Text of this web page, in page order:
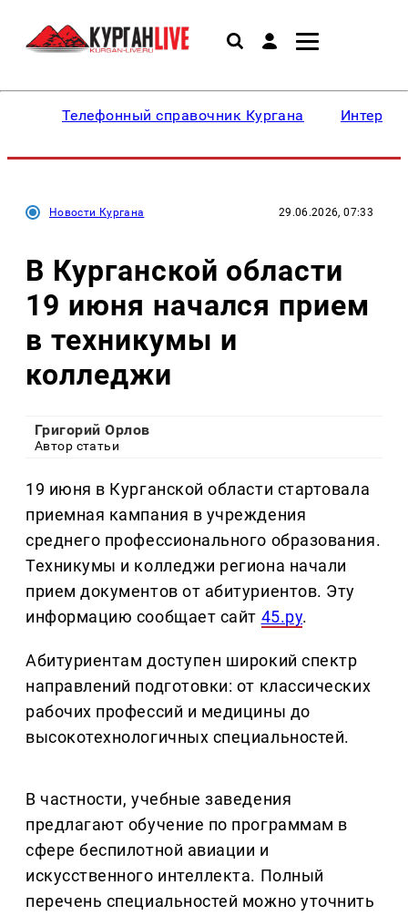
Телефонный справочник Кургана
Новости Кургана 29.06.2026, 07:33
В Курганской области
19 июня начался прием
в техникумы и
колледжи
Григорий Орлов
Автор статьи
19 июня в Курганской области стартовала
приемная кампания в учреждения
среднего профессионального образования.
Техникумы и колледжи региона начали
прием документов от абитуриентов. Эту
информацию сообщает сайт 45.ру.
Абитуриентам доступен широкий спектр
направлений подготовки: от классических
рабочих профессий и медицины до
высокотехнологичных специальностей.
В частности, учебные заведения
предлагают обучение по программам в
сфере беспилотной авиации и
искусственного интеллекта. Полный
перечень специальностей можно уточнить